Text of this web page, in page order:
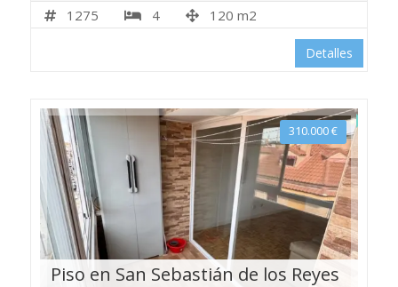
1275
4 120 m2
Detalles
Piso en San Sebastián de los Reyes
310.000€